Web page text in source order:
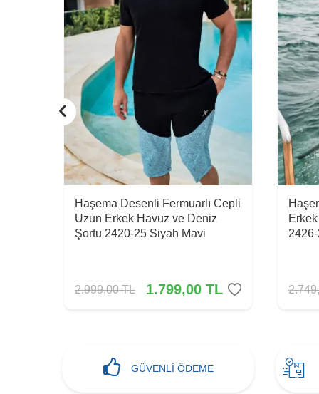
Haşema Desenli Fermuarlı Cepli
Uzun Erkek Havuz ve Deniz
Şortu 2420-25 Siyah Mavi
2.999,00TL 1.799,00 TL
GÜVENLİ ÖDEME